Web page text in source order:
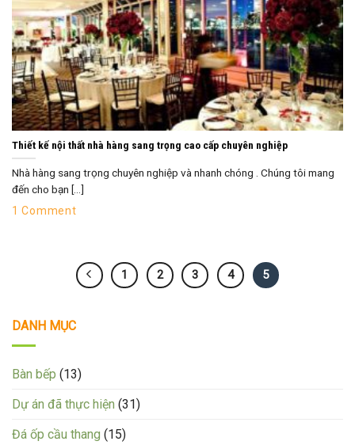
Thiết kế nội thất nhà hàng sang trọng cao cấp chuyên nghiệp
Nhà hàng sang trọng chuyên nghiệp và nhanh chóng . Chúng tôi mang
đến cho bạn [...]
1 Comment
1 2 3 4 5
DANH MỤC
Bàn bếp (13)
Dự án đã thực hiện (31)
Đá ốp cầu thang (15)